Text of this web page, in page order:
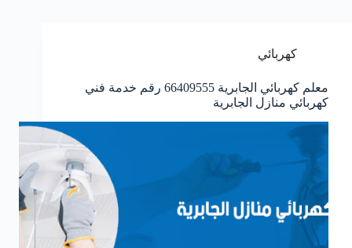
كهربائي
معلم كهربائي الجابرية 66409555 رقم خدمة فني
كهربائي منازل الجابرية